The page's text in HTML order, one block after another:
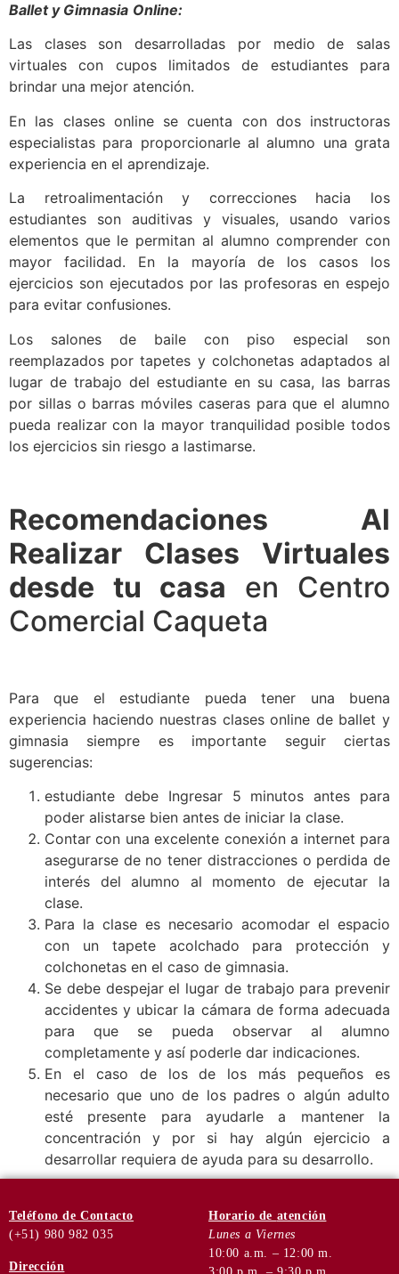
Ballet y Gimnasia Online:
Las clases son desarrolladas por medio de salas
virtuales con cupos limitados de estudiantes para
brindar una mejor atención.
En las clases online se cuenta con dos instructoras
especialistas para proporcionarle al alumno una grata
experiencia en el aprendizaje.
La retroalimentación y correcciones hacia los
estudiantes son auditivas y visuales, usando varios
elementos que le permitan al alumno comprender con
mayor facilidad. En la mayoría de los casos los
ejercicios son ejecutados por las profesoras en espejo
para evitar confusiones.
Los salones de baile con piso especial son
reemplazados por tapetes y colchonetas adaptados al
lugar de trabajo del estudiante en su casa, las barras
por sillas o barras móviles caseras para que el alumno
pueda realizar con la mayor tranquilidad posible todos
los ejercicios sin riesgo a lastimarse.
Recomendaciones Al
Realizar Clases Virtuales
desde tu casa en Centro
Comercial Caqueta
Para que el estudiante pueda tener una buena
experiencia haciendo nuestras clases online de ballet y
gimnasia siempre es importante seguir ciertas
sugerencias:
estudiante debe Ingresar 5 minutos antes para
poder alistarse bien antes de iniciar la clase.
Contar con una excelente conexión a internet para
asegurarse de no tener distracciones o perdida de
interés del alumno al momento de ejecutar la
clase.
Para la clase es necesario acomodar el espacio
con un tapete acolchado para protección y
colchonetas en el caso de gimnasia.
Se debe despejar el lugar de trabajo para prevenir
accidentes y ubicar la cámara de forma adecuada
para que se pueda observar al alumno
completamente y así poderle dar indicaciones.
En el caso de los de los más pequeños es
necesario que uno de los padres o algún adulto
esté presente para ayudarle a mantener la
concentración y por si hay algún ejercicio a
desarrollar requiera de ayuda para su desarrollo.
Teléfono de Contacto
(+51) 980 982 035
Dirección
Horario de atención
Lunes a Viernes
10:00 a.m. – 12:00 m.